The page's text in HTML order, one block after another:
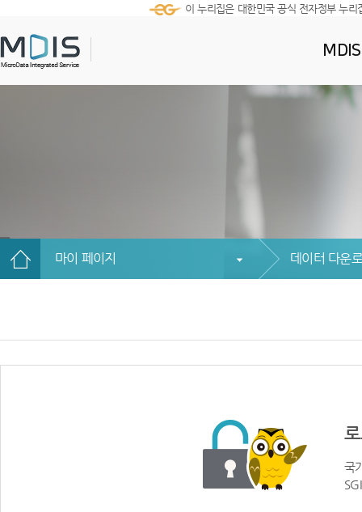
이 누리집은 대한민국 공식 전자정부 누리
마이 페이지 데이터 다운
국